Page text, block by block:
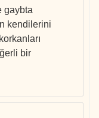
gaybta
kendilerini
bir